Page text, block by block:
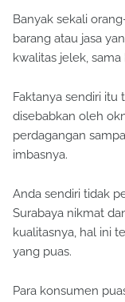
Banyak sekali
barang atau jasa
kwalitas jelek,
Faktanya sendiri itu
disebabkan oleh
perdagangan
imbasnya.
Anda sendiri tidak
Surabaya nikmat
kualitasnya, hal ini
yang puas.
Para konsumen